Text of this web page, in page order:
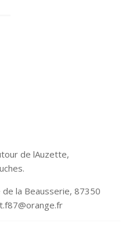
de lAuzette,
la Beausserie, 87350